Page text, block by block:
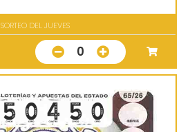
SORTEO DEL JUEVES
0